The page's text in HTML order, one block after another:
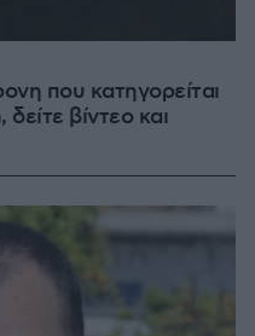
που κατηγορείται
βίντεο και